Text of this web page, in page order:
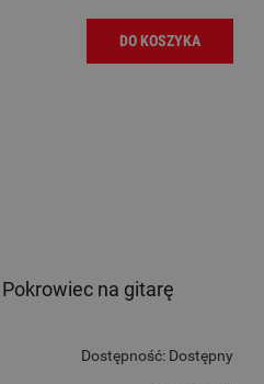
DO KOSZYKA
na gitarę
Dostępność: Dostępny